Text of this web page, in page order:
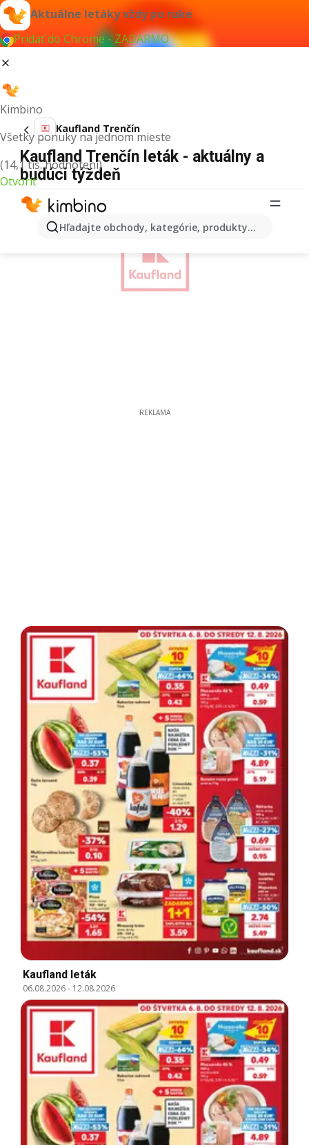
Aktuálne letáky vždy po ruke
Pridať do Chrome - ZADARMO
Kimbino
Všetky ponuky na jednom mieste
(14,1 tis. hodnotení)
Otvoriť
Hľadajte obchody, kategórie, produkty...
Kaufland Trenčín
Kaufland Trenčín leták - aktuálny a
budúci týždeň
REKLAMA
Kaufland leták
06.08.2026- 12.08.2026